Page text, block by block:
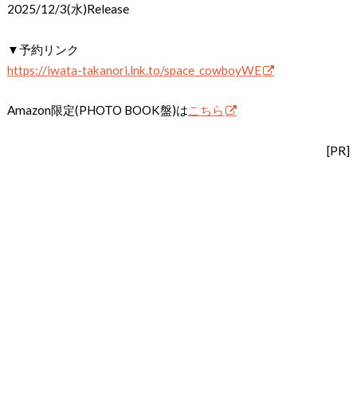
2025/12/3(水)Release
▼予約リンク
https://iwata-takanori.lnk.to/space_cowboyWE
Amazon限定(PHOTO BOOK盤)はこちら
[PR]